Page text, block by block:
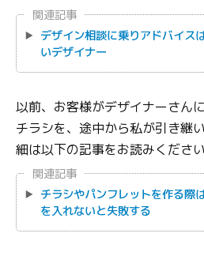
関連記事
デザイン相談に乗りアドバイス
いデザイナー
以前、お客様がデザイナーさん
チラシを、途中から私が引き継
細は以下の記事をお読みください
関連記事
チラシやパンフレットを作る際
を入れないと失敗する